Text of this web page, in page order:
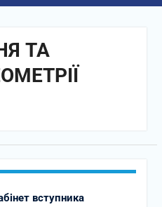
ТА
вступника